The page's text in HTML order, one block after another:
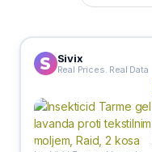
Sivix
Real Prices. Real Data